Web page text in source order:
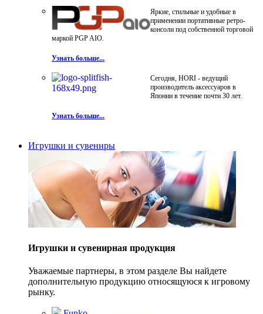
Яркие, стильные и удобные в
применении портативные ретро-
консоли под собственной торговой
маркой PGP AIO.
Узнать больше...
Сегодня, HORI - ведущий
производитель аксессуаров в
Японии в течение почти 30 лет.
Узнать больше...
Игрушки и сувениры
Игрушки и сувенирная продукция
Уважаемые партнеры, в этом разделе Вы найдете
дополнительную продукцию относящуюся к игровому
рынку.